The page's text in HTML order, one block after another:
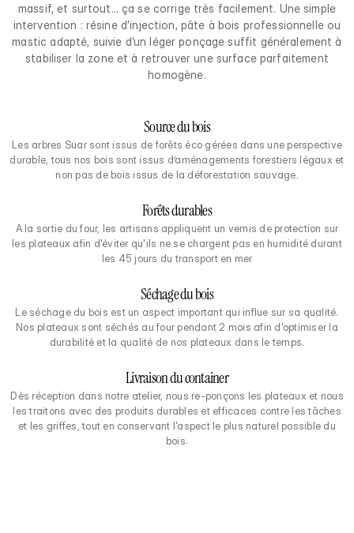
massif, et surtout… ça se corrige très facilement. Une simple
intervention : résine d’injection, pâte à bois professionnelle ou
mastic adapté, suivie d’un léger ponçage suffit généralement à
stabiliser la zone et à retrouver une surface parfaitement
homogène.
Source du bois
Les arbres Suar sont issus de forêts éco gérées dans une perspective
durable, tous nos bois sont issus d’aménagements forestiers légaux et
non pas de bois issus de la déforestation sauvage.
Forêts durables
A la sortie du four, les artisans appliquent un vernis de protection sur
les plateaux afin d'éviter qu'ils ne se chargent pas en humidité durant
les 45 jours du transport en mer
Séchage du bois
Le séchage du bois est un aspect important qui influe sur sa qualité.
Nos plateaux sont séchés au four pendant 2 mois afin d'optimiser la
durabilité et la qualité de nos plateaux dans le temps.
Livraison du container
Dès réception dans notre atelier, nous re-ponçons les plateaux et nous
les traitons avec des produits durables et efficaces contre les tâches
et les griffes, tout en conservant l'aspect le plus naturel possible du
bois.